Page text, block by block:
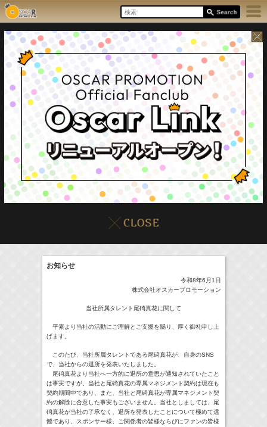
本日の出演情報
(
一泊家族 河北麻友子
19:30-19:45
宮﨑香蓮の聴いてみらんね！ 宮﨑香蓮
> More
お知らせ
令和8年6月1日
株式会社オスカープロモーション
当社所属タレント尾碕真花に関して
平素より当社の活動にご理解とご支援を賜り、厚く御礼申し上
げます。
このたび、当社所属タレントである尾碕真花が、自身のSNS
で、当社からの退所を発表いたしました。
尾碕真花より当社へ一方的に退所の意思が通知されていたこと
は事実ですが、当社と尾碕真花の専属マネジメント契約は現在も
契約期間中であり、また、当社と尾碕真花が専属マネジメント契
約の解除に合意した事実もございません。当社としましては、尾
碕真花が当社の了承なく、退所を発表したことについて極めて遺
憾であり、スポンサー様、ご関係者の皆様ならびにファンの皆様